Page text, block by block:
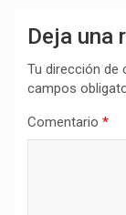
Deja una
Tu dirección de
campos
Comentario *